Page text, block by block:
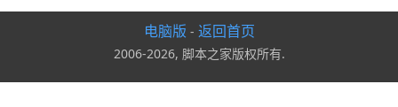
电脑版 - 返回首页
2006-2026, 脚本之家版权所有.